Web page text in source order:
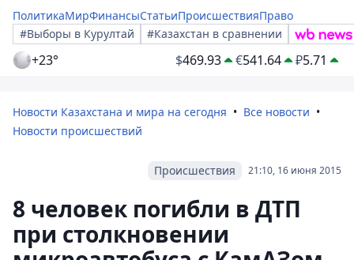
ПолитикаМирФинансыСтатьиПроисшествияПраво
#Выборы в Курултай
#Казахстан в сравнении
+23° $469.93 €541.64 ₽5.71
Новости Казахстана и мира на сегодня
Все новости
Новости происшествий
21:10, 16 июня 2015
Происшествия
8 человек погибли в ДТП
при столкновении